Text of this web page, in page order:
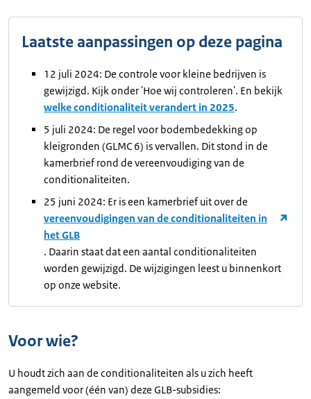
Laatste aanpassingen op deze pagina
12 juli 2024: De controle voor kleine bedrijven is
gewijzigd. Kijk onder 'Hoe wij controleren'. En bekijk
welke conditionaliteit verandert in 2025.
5 juli 2024: De regel voor bodembedekking op
kleigronden (GLMC 6) is vervallen. Dit stond in de
kamerbrief rond de vereenvoudiging van de
conditionaliteiten.
25 juni 2024: Er is een kamerbrief uit over de
vereenvoudigingen van de conditionaliteiten in
het GLB
. Daarin staat dat een aantal conditionaliteiten
worden gewijzigd. De wijzigingen leest u binnenkort
op onze website.
Voor wie?
U houdt zich aan de conditionaliteiten als u zich heeft
aangemeld voor (één van) deze GLB-subsidies: